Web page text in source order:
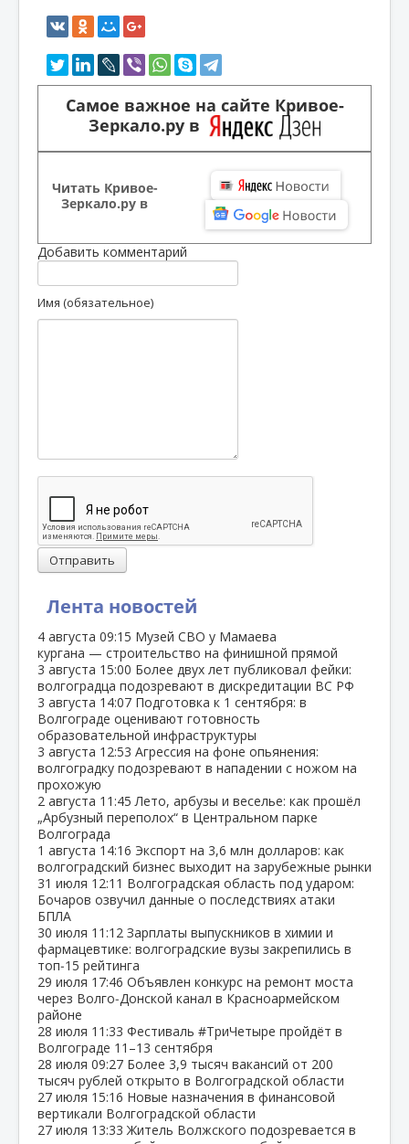
Лента новостей
4 августа 09:15 Музей СВО у Мамаева
кургана — строительство на финишной прямой
3 августа 15:00 Более двух лет публиковал фейки:
волгоградца подозревают в дискредитации ВС РФ
3 августа 14:07 Подготовка к 1 сентября: в
Волгограде оценивают готовность
образовательной инфраструктуры
3 августа 12:53 Агрессия на фоне опьянения:
волгоградку подозревают в нападении с ножом на
прохожую
2 августа 11:45 Лето, арбузы и веселье: как прошёл
„Арбузный переполох“ в Центральном парке
Волгограда
1 августа 14:16 Экспорт на 3,6 млн долларов: как
волгоградский бизнес выходит на зарубежные рынки
31 июля 12:11 Волгоградская область под ударом:
Бочаров озвучил данные о последствиях атаки
БПЛА
30 июля 11:12 Зарплаты выпускников в химии и
фармацевтике: волгоградские вузы закрепились в
топ‑15 рейтинга
29 июля 17:46 Объявлен конкурс на ремонт моста
через Волго‑Донской канал в Красноармейском
районе
28 июля 11:33 Фестиваль #ТриЧетыре пройдёт в
Волгограде 11–13 сентября
28 июля 09:27 Более 3,9 тысяч вакансий от 200
тысяч рублей открыто в Волгоградской области
27 июля 15:16 Новые назначения в финансовой
вертикали Волгоградской области
27 июля 13:33 Житель Волжского подозревается в
Самое важное на сайте Кривое-
Зеркало.ру в
Читать Кривое-
Зеркало.ру в
Добавить комментарий
Имя (обязательное)
Отправить